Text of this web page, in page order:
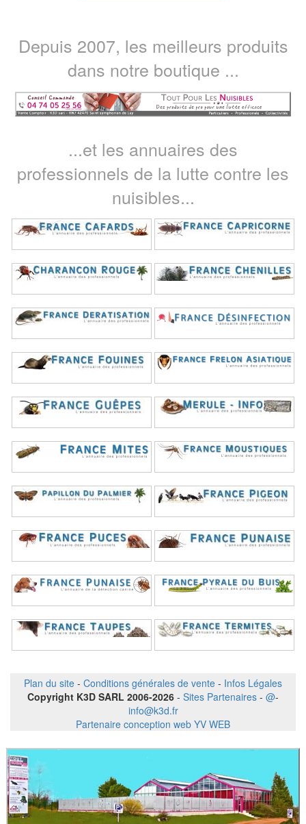
Depuis 2007, les meilleurs produits
dans notre boutique ...
...et les annuaires des
professionnels de la lutte contre les
nuisibles...
Plan du site - Conditions générales de vente - Infos Légales
Copyright K3D SARL 2006-2026 - Sites Partenaires - @-
info@k3d.fr
Partenaire conception web YV WEB